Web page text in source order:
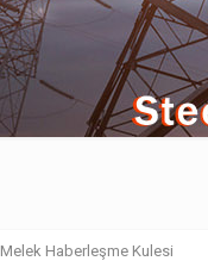
Melek Haberleşme Kulesi